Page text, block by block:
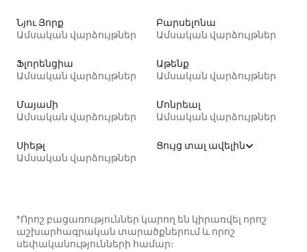
Նյու Յորք
Ամսական վարձույթներ
Բարսելոնա
Ամսական վարձույթներ
Ֆլորենցիա
Ամսական վարձույթներ
Աթենք
Ամսական վարձույթներ
Մայամի
Ամսական վարձույթներ
Մոնրեալ
Ամսական վարձույթներ
Սիեթլ
Ամսական վարձույթներ
Ցույց տալ ավելին
*Որոշ բացառություններ կարող են կիրառվել որոշ
աշխարհագրական տարածքներում և որոշ
սեփականությունների համար։